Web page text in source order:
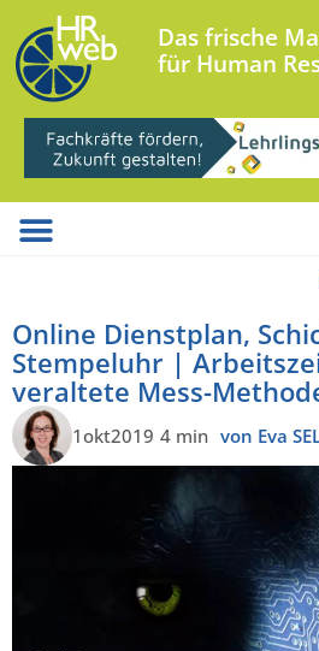
Das frische
für Human
Online Dienstplan,
Stempeluhr |
veraltete Mess-
1okt2019 4 min von Eva